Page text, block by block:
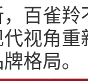
百雀
视角
格局。